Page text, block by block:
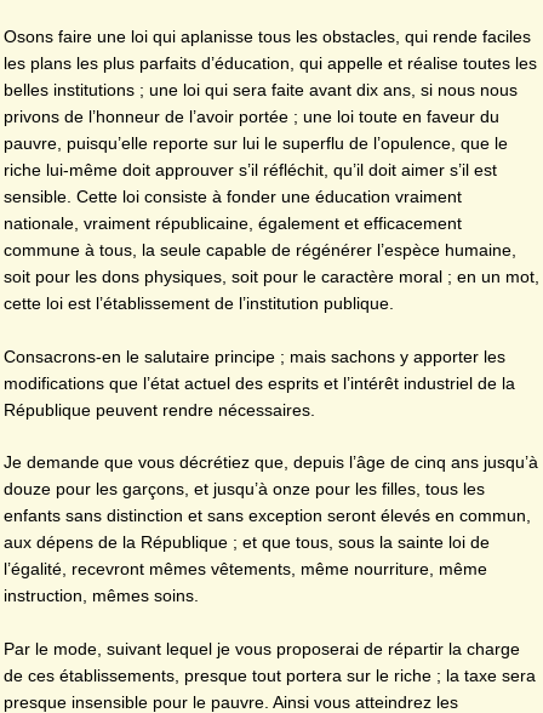
Osons faire une loi qui aplanisse tous les obstacles, qui rende faciles
les plans les plus parfaits d’éducation, qui appelle et réalise toutes les
belles institutions ; une loi qui sera faite avant dix ans, si nous nous
privons de l’honneur de l’avoir portée ; une loi toute en faveur du
pauvre, puisqu’elle reporte sur lui le superflu de l’opulence, que le
riche lui-même doit approuver s’il réfléchit, qu’il doit aimer s’il est
sensible. Cette loi consiste à fonder une éducation vraiment
nationale, vraiment républicaine, également et efficacement
commune à tous, la seule capable de régénérer l’espèce humaine,
soit pour les dons physiques, soit pour le caractère moral ; en un mot,
cette loi est l’établissement de l’institution publique.
Consacrons-en le salutaire principe ; mais sachons y apporter les
modifications que l’état actuel des esprits et l’intérêt industriel de la
République peuvent rendre nécessaires.
Je demande que vous décrétiez que, depuis l’âge de cinq ans jusqu’à
douze pour les garçons, et jusqu’à onze pour les filles, tous les
enfants sans distinction et sans exception seront élevés en commun,
aux dépens de la République ; et que tous, sous la sainte loi de
l’égalité, recevront mêmes vêtements, même nourriture, même
instruction, mêmes soins.
Par le mode, suivant lequel je vous proposerai de répartir la charge
de ces établissements, presque tout portera sur le riche ; la taxe sera
presque insensible pour le pauvre. Ainsi vous atteindrez les